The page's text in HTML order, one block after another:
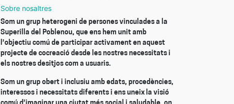
Sobre nosaltres
Som un grup heterogeni de persones vinculades a la
Superilla del Poblenou, que ens hem unit amb
l’objectiu comú de participar activament en aquest
projecte de cocreació desde les nostres necessitats i
els nostres desitjos com a usuaris.
Som un grup obert i inclusiu amb edats, procedències,
interessos i necessitats diferents i ens uneix la visió